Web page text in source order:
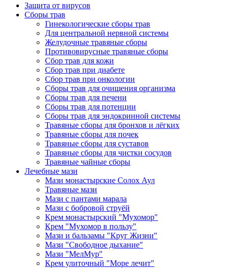
Защита от вирусов
Сборы трав
Гинекологические сборы трав
Для центральной нервной системы
Желудочные травяные сборы
Противовирусные травяные сборы
Сбор трав для кожи
Сбор трав при диабете
Сбор трав при онкологии
Сборы трав для очищения организма
Сборы трав для печени
Сборы трав для потенции
Сборы трав для эндокринной системы
Травяные сборы для бронхов и лёгких
Травяные сборы для почек
Травяные сборы для суставов
Травяные сборы для чистки сосудов
Травяные чайные сборы
Лечебные мази
Мази монастырские Солох Аул
Травяные мази
Мази с пантами марала
Мази с бобровой струёй
Крем монастырский "Мухомор"
Крем "Мухомор в пользу"
Мази и бальзамы "Круг Жизни"
Мази "Свободное дыхание"
Мази "МелМур"
Крем улиточный "Море лечит"